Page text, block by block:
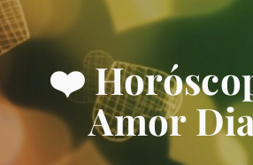
❤️
Amor